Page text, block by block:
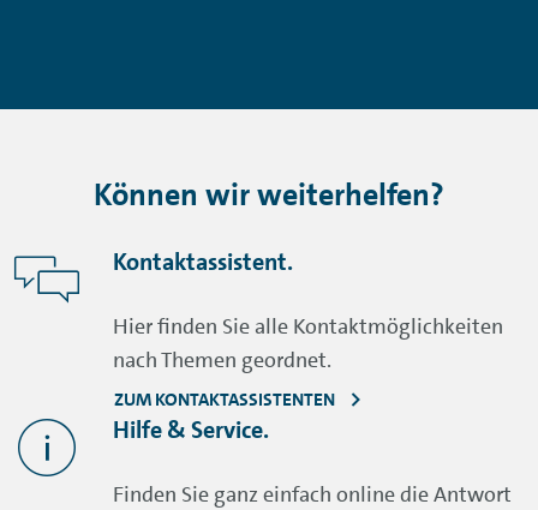
Können wir weiterhelfen?
Kontaktassistent.
Hier finden Sie alle Kontaktmöglichkeiten
nach Themen geordnet.
ZUM KONTAKTASSISTENTEN
Hilfe & Service.
Finden Sie ganz einfach online die Antwort